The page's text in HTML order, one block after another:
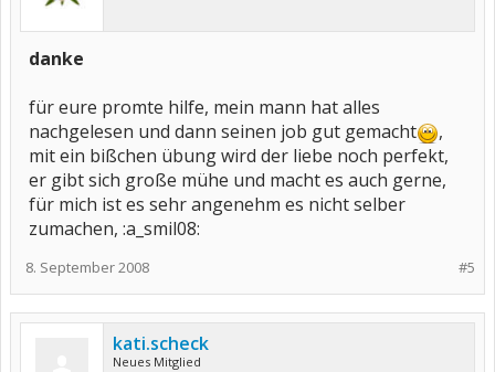
danke
für eure promte hilfe, mein mann hat alles
nachgelesen und dann seinen job gut gemacht
,
mit ein bißchen übung wird der liebe noch perfekt,
er gibt sich große mühe und macht es auch gerne,
für mich ist es sehr angenehm es nicht selber
zumachen, :a_smil08:
#5
8. September 2008
kati.scheck
Neues Mitglied